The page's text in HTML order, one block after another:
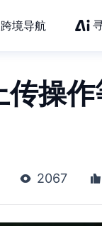
跨境导航
传操作
2067